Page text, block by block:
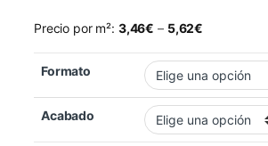
Precio por m²: 3,46€ – 5,62€
Formato
Acabado